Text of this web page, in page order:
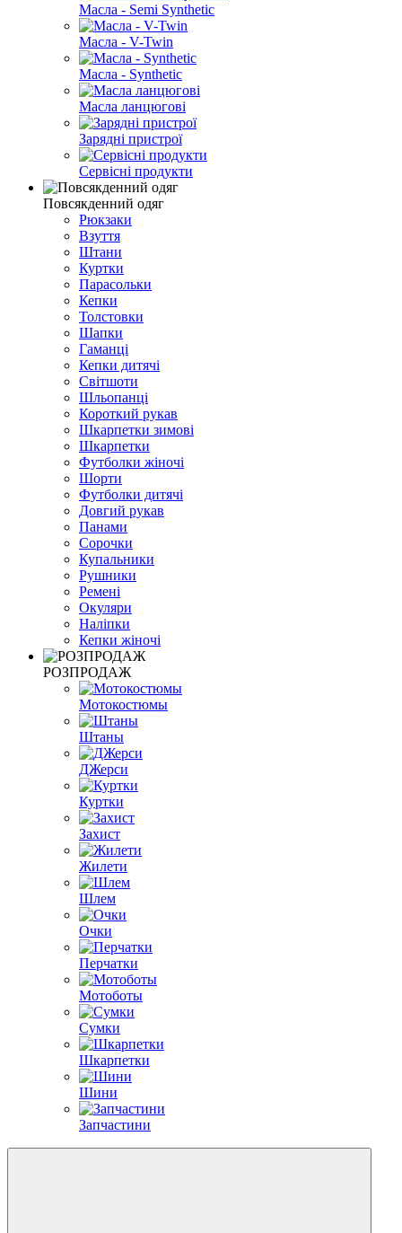
Масла - Semi Synthetic
Масла - V-Twin
Масла - Synthetic
Масла ланцюгові
Зарядні пристрої
Сервісні продукти
Повсякденний одяг
Рюкзаки
Взуття
Штани
Куртки
Парасольки
Кепки
Толстовки
Шапки
Гаманці
Кепки дитячі
Світшоти
Шльопанці
Короткий рукав
Шкарпетки зимові
Шкарпетки
Футболки жіночі
Шорти
Футболки дитячі
Довгий рукав
Панами
Сорочки
Купальники
Рушники
Ремені
Окуляри
Наліпки
Кепки жіночі
РОЗПРОДАЖ
Мотокостюмы
Штаны
ДЖерси
Куртки
Захист
Жилети
Шлем
Очки
Перчатки
Мотоботы
Сумки
Шкарпетки
Шини
Запчастини